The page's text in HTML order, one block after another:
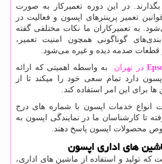
در این دوره تعمیرکار به صورت
تعمیر پرینترهای اپسون و فعالیت در
به تعمیرکاران ما نکات مختلفی گفته
گوناگونی همچون امنیت تعمیر،
قطعات صدمه دیده و غیره می‌شود.
در تهران
به واسطه اهمیتی که ارائه
دارد تمام سعی خود را میکند تا از
برای این امر استفاده کند.
انواع خدمات اپسون با شماره های درج
تا کارشناسان ما در نمایندگی اپسون به
محصولات اپسون پاسخ دهند.
های اداری اپسون
تولید و استفاده از ماشین های اداری،